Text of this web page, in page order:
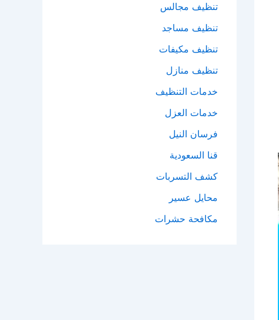
تنظيف مجالس
تنظيف مساجد
تنظيف مكيفات
تنظيف منازل
خدمات التنظيف
خدمات العزل
فرسان النيل
قنا السعودية
كشف التسربات
محايل عسير
مكافحة حشرات